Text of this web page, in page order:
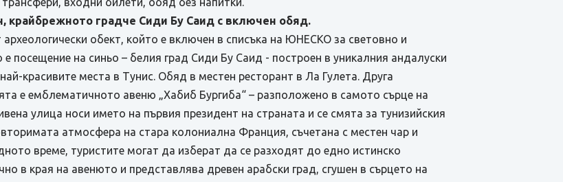
крайбрежното градче Сиди Бу Саид с включен обяд.
археологически обект, който е включен в списъка на ЮНЕСКО за световно и
посещение на синьо – белия град Сиди Бу Саид - построен в уникалния андалуски
красивите места в Тунис. Обяд в местен ресторант в Ла Гулета. Друга
е емблематичното авеню „Хабиб Бургиба“ – разположено в самото сърце на
улица носи името на първия президент на страната и се смята за тунизийския
атмосфера на стара колониална Франция, съчетана с местен чар и
време, туристите могат да изберат да се разходят до едно истинско
в края на авенюто и представлява древен арабски град, сгушен в сърцето на